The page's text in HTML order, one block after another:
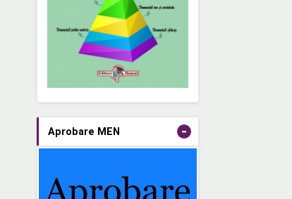
Aprobare MEN -